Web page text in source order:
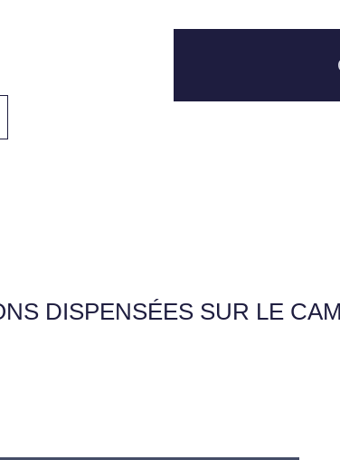
DISPENSÉES SUR LE